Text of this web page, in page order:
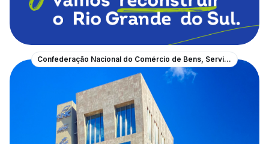
Confederação Nacional do Comércio de Bens, Serviços e Turismo